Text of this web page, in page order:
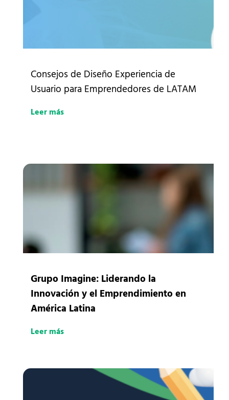
Consejos de Diseño Experiencia de
Usuario para Emprendedores de LATAM
Leer más
Grupo Imagine: Liderando la
Innovación y el Emprendimiento en
América Latina
Leer más